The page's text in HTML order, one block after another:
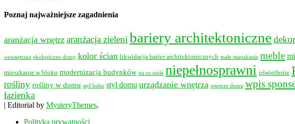
Poznaj najważniejsze zagadnienia
aranżacja wnętrz aranżacja zieleni bariery architektoniczne
wewnętrzne ekologiczne domy kolor ścian likwidacja barier architektonicznych małe mieszkanie meble
mieszkanie w bloku modernizacja budynków na co zioła niepełnosprawni oświetlenie
rośliny rośliny w domu styl boho styl domu urządzanie wnętrza wnętrze domu wpis
łazienka
| Editorial by MysteryThemes.
Polityka prywatności